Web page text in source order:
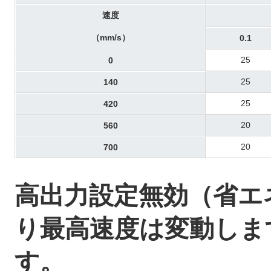
速度
（mm/s） 0.1
0 25
140 25
420 25
560 20
700 20
高出力設定無効（省
り最高速度は変動し
す。